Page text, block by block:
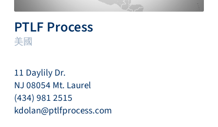
PTLF Process
美國
11 Daylily Dr.
NJ 08054 Mt. Laurel
(434) 981 2515
kdolan@ptlfprocess.com